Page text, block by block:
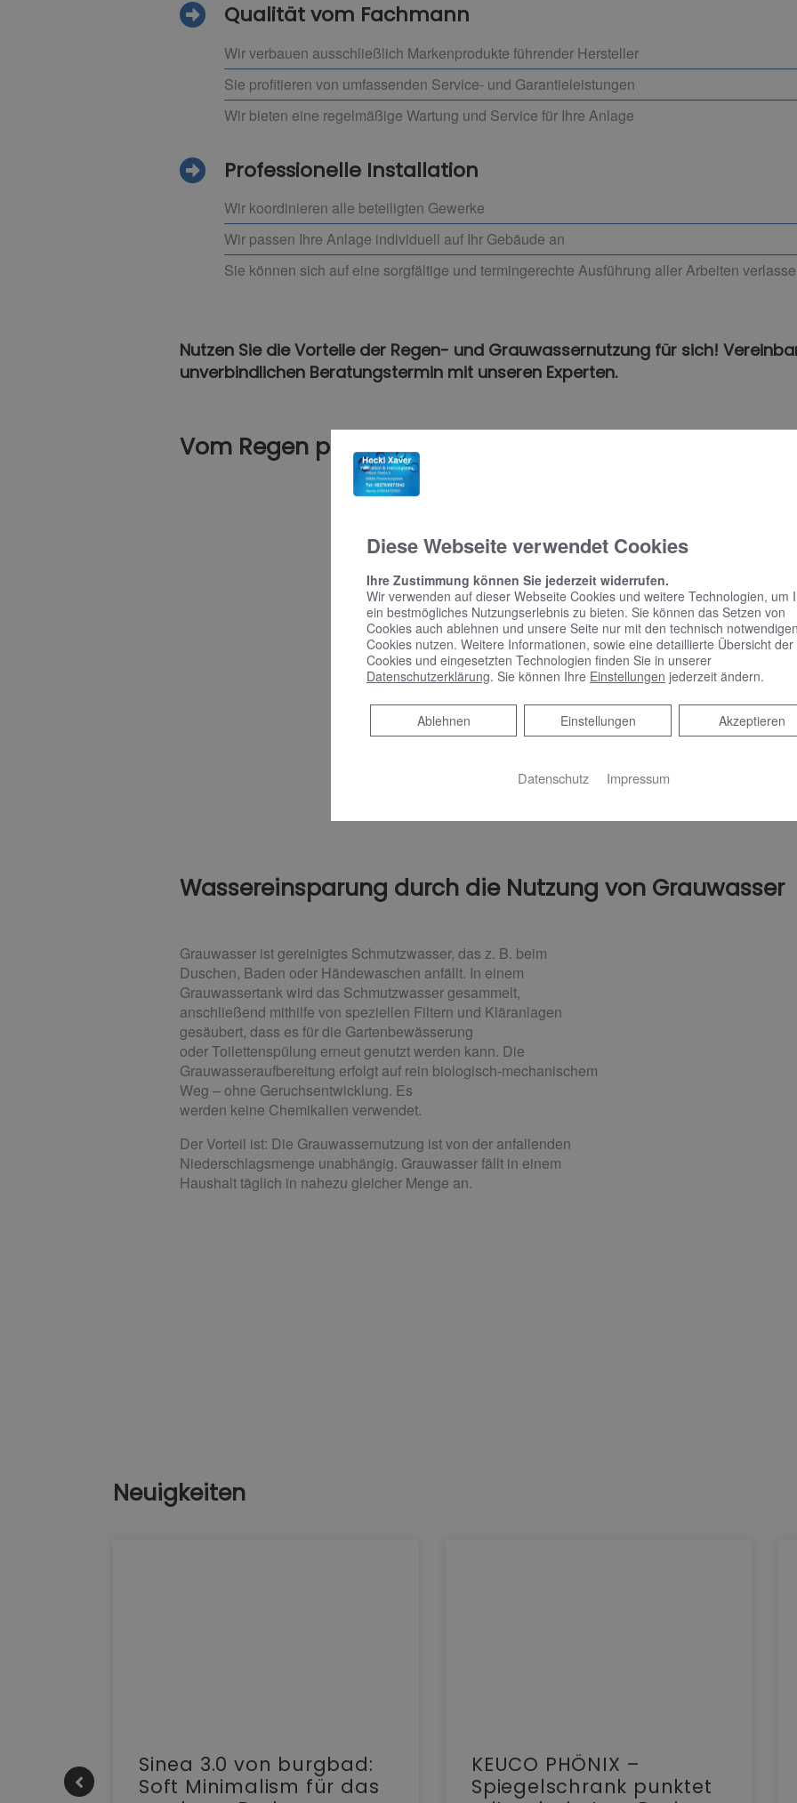
Qualität vom Fachmann
Wir verbauen ausschließlich Markenprodukte führender Hersteller
Sie profitieren von umfassenden Service- und Garantieleistungen
Wir bieten eine regelmäßige Wartung und Service für Ihre Anlage
Professionelle Installation
Wir koordinieren alle beteiligten Gewerke
Wir passen Ihre Anlage individuell auf Ihr Gebäude an
Sie können sich auf eine sorgfältige und termingerechte Ausführung aller Arbeiten
Nutzen Sie die Vorteile der Regen- und Grauwassernutzung für sich!
unverbindlichen Beratungstermin mit unseren Experten.
Vom Regen profitieren
Ein 4-Personen-Haushalt verbraucht
zu 500 Liter Trinkwasser, das im Monat
Regenwassernutzung kann einiges
Anwendungsmöglichkeiten, z. B. zum
wird das aus den Dachrinnen gespeiste
gespeichert und bei Bedarf entnommen.
Da Regen kalkarm und sehr weich ist,
Waschmaschine und schont somit die
Regenwasser für die Toilettenspülung
Bis zu 50 % des Trinkwasserverbrauchs
Regenwassernutzungsanlage
Wassereinsparung durch die Nutzung von Grauwasser
Grauwasser ist gereinigtes Schmutzwasser, das z. B. beim
Duschen, Baden oder Händewaschen anfällt. In einem
Grauwassertank wird das Schmutzwasser gesammelt,
anschließend mithilfe von speziellen Filtern und Kläranlagen
gesäubert, dass es für die Gartenbewässerung
oder Toilettenspülung erneut genutzt werden kann. Die
Grauwasseraufbereitung erfolgt auf rein biologisch-mechanischem
Weg – ohne Geruchsentwicklung. Es
werden keine Chemikalien verwendet.
Der Vorteil ist: Die Grauwassernutzung ist von der anfallenden
Niederschlagsmenge unabhängig. Grauwasser fällt in einem
Haushalt täglich in nahezu gleicher Menge an.
Neuigkeiten
Sinea 3.0 von burgbad:
Soft Minimalism für das
KEUCO PHÖNIX –
Spiegelschrank punktet
Diese Webseite verwendet Cookies
Ihre Zustimmung können Sie jederzeit widerrufen.
Wir verwenden auf dieser Webseite Cookies und weitere Technologien, um
ein bestmögliches Nutzungserlebnis zu bieten. Sie können das Setzen von
Cookies auch ablehnen und unsere Seite nur mit den technisch notwendigen
Cookies nutzen. Weitere Informationen, sowie eine detaillierte Übersicht der
Cookies und eingesetzten Technologien finden Sie in unserer
Datenschutzerklärung. Sie können Ihre Einstellungen jederzeit ändern.
Akzeptieren
Einstellungen
Ablehnen
Ablehnen
Datenschutz Impressum